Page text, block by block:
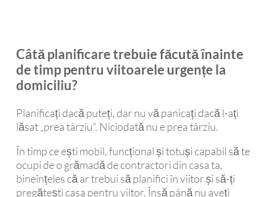
Câtă planificare trebuie făcută înainte
de timp pentru viitoarele urgențe la
domiciliu?
Planificați dacă puteți, dar nu vă panicați dacă l-ați
lăsat „prea târziu”. Niciodată nu e prea târziu.
În timp ce ești mobil, funcțional și totuși capabil să te
ocupi de o grămadă de contractori din casa ta,
bineînțeles că ar trebui să planifici în viitor și să-ți
pregătești casa pentru viitor. Însă până nu aveți